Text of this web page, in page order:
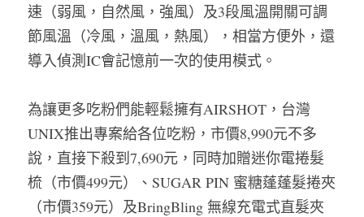
速（弱風，自然風，強風）及3段風溫開關可調
節風溫（冷風，溫風，熱風），相當方便外，還
導入偵測IC會記憶前一次的使用模式。
為讓更多吃粉們能輕鬆擁有AIRSHOT，台灣
UNIX推出專案給各位吃粉，市價8,990元不多
說，直接下殺到7,690元，同時加贈迷你電捲髮
梳（市價499元）、SUGAR PIN 蜜糖蓬蓬髮捲夾
（市價359元）及BringBling 無線充電式直髮夾